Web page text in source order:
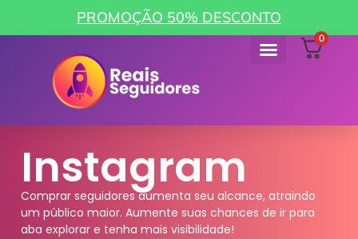
PROMOÇÃO 50% DESCONTO
0
Instagram
Comprar seguidores aumenta seu alcance, atraindo
um público maior. Aumente suas chances de ir para
aba explorar e tenha mais visibilidade!